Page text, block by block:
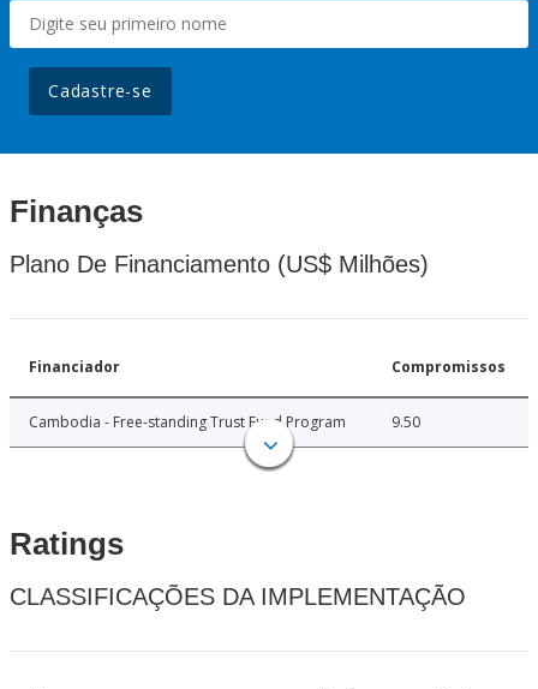
Cadastre-se
Finanças
Plano De Financiamento (US$ Milhões)
Financiador Compromissos
Cambodia - Free-standing Trust Fund Program 9.50
Ratings
CLASSIFICAÇÕES DA IMPLEMENTAÇÃO